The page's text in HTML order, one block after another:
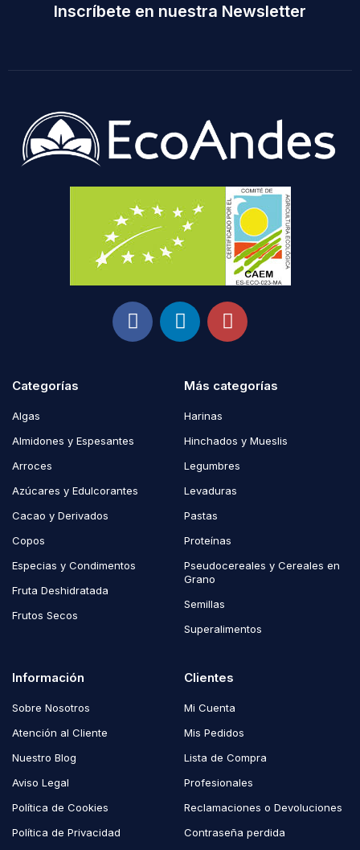
Inscríbete en nuestra Newsletter
Categorías
Algas
Almidones y Espesantes
Arroces
Azúcares y Edulcorantes
Cacao y Derivados
Copos
Especias y Condimentos
Fruta Deshidratada
Frutos Secos
Más categorías
Harinas
Hinchados y Mueslis
Legumbres
Levaduras
Pastas
Proteínas
Pseudocereales y Cereales en
Grano
Semillas
Superalimentos
Información
Sobre Nosotros
Atención al Cliente
Nuestro Blog
Aviso Legal
Política de Cookies
Política de Privacidad
Clientes
Mi Cuenta
Mis Pedidos
Lista de Compra
Profesionales
Reclamaciones o Devoluciones
Contraseña perdida